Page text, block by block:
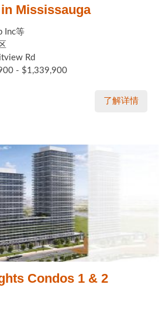
Mississauga
Inc等
Rd
- $1,339,900
了解详情
Condos 1 & 2